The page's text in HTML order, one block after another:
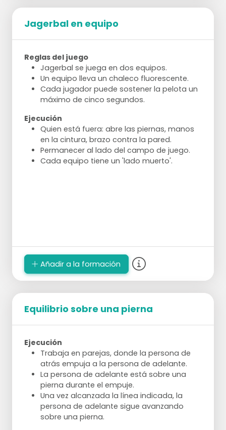
Jagerbal en equipo
Reglas del juego
Jagerbal se juega en dos equipos.
Un equipo lleva un chaleco fluorescente.
Cada jugador puede sostener la pelota un
máximo de cinco segundos.
Ejecución
Quien está fuera: abre las piernas, manos
en la cintura, brazo contra la pared.
Permanecer al lado del campo de juego.
Cada equipo tiene un 'lado muerto'.
Añadir a la formación
Equilibrio sobre una pierna
Ejecución
Trabaja en parejas, donde la persona de
atrás empuja a la persona de adelante.
La persona de adelante está sobre una
pierna durante el empuje.
Una vez alcanzada la línea indicada, la
persona de adelante sigue avanzando
sobre una pierna.